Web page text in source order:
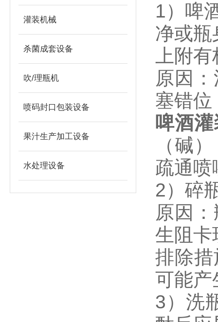
灌装机械
杀菌成套设备
吹/理瓶机
喷码封口包装设备
果汁生产加工设备
水处理设备
1）啤
净或瓶
上附
原因
塞错位
啤酒
（碱
疏通
2）碎
原因
生阻卡
排除
可能产
3）洗